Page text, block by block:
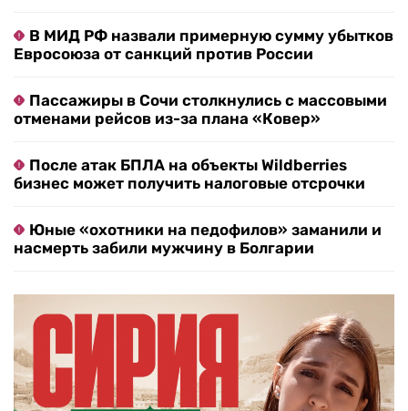
В МИД РФ назвали примерную сумму убытков
Евросоюза от санкций против России
Пассажиры в Сочи столкнулись с массовыми
отменами рейсов из-за плана «Ковер»
После атак БПЛА на объекты Wildberries
бизнес может получить налоговые отсрочки
Юные «охотники на педофилов» заманили и
насмерть забили мужчину в Болгарии